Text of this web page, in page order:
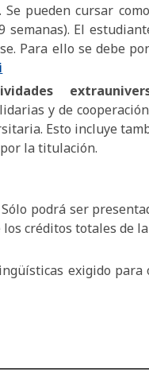
Se pueden cursar
El
Para ello se debe
y de
Esto incluye
la titulación.
podrá ser
créditos totales de
exigido